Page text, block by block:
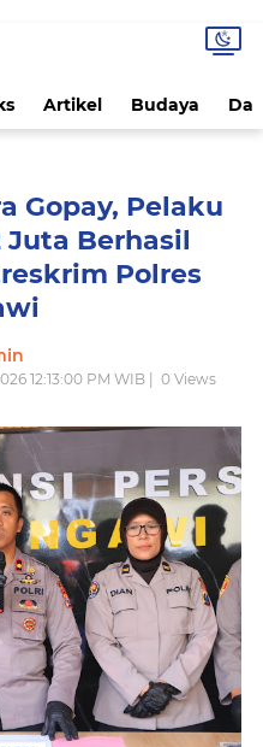
Artikel Budaya
Gopay, Pelaku
Juta Berhasil
Polres
12:13:00 PM WIB | 0Views